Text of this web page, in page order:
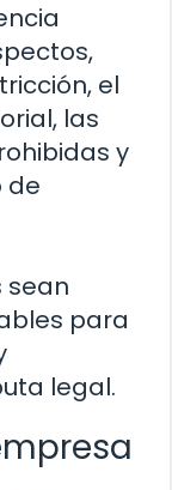
el
las
y
de
sean
para
legal.